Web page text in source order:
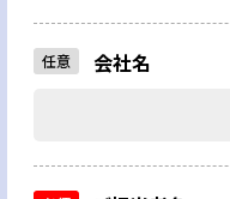
会社名
任意